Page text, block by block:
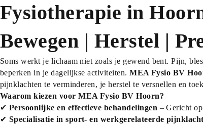
Fysiotherapie in
Bewegen | Herstel |
Soms werkt je lichaam niet zoals je gewend bent. Pijn,
beperken in je dagelijkse activiteiten. MEA Fysio BV
pijnklachten te verminderen, je herstel te versnellen en
Waarom kiezen voor MEA Fysio BV Hoorn?
✔ Persoonlijke en effectieve behandelingen – Gericht
✔ Specialisatie in sport- en werkgerelateerde